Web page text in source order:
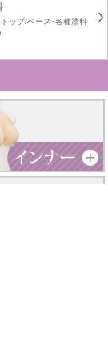
ップ/ベース･各種塗料